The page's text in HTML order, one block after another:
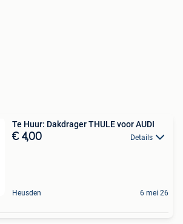
Te Huur: Dakdrager THULE voor AUDI
€ 4,00 Details
Heusden 6 mei 26